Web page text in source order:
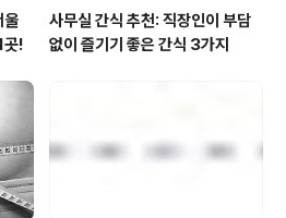
울
곳!
사무실 간식 추천: 직장인이 부담
없이 즐기기 좋은 간식 3가지